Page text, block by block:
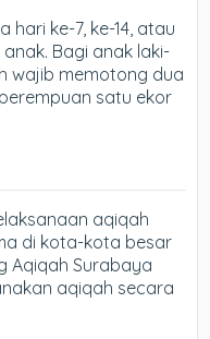
ke-7, ke-14, atau
Bagi anak laki-
wajib memotong dua
satu ekor
aqiqah
di kota-kota besar
Aqiqah Surabaya
aqiqah secara